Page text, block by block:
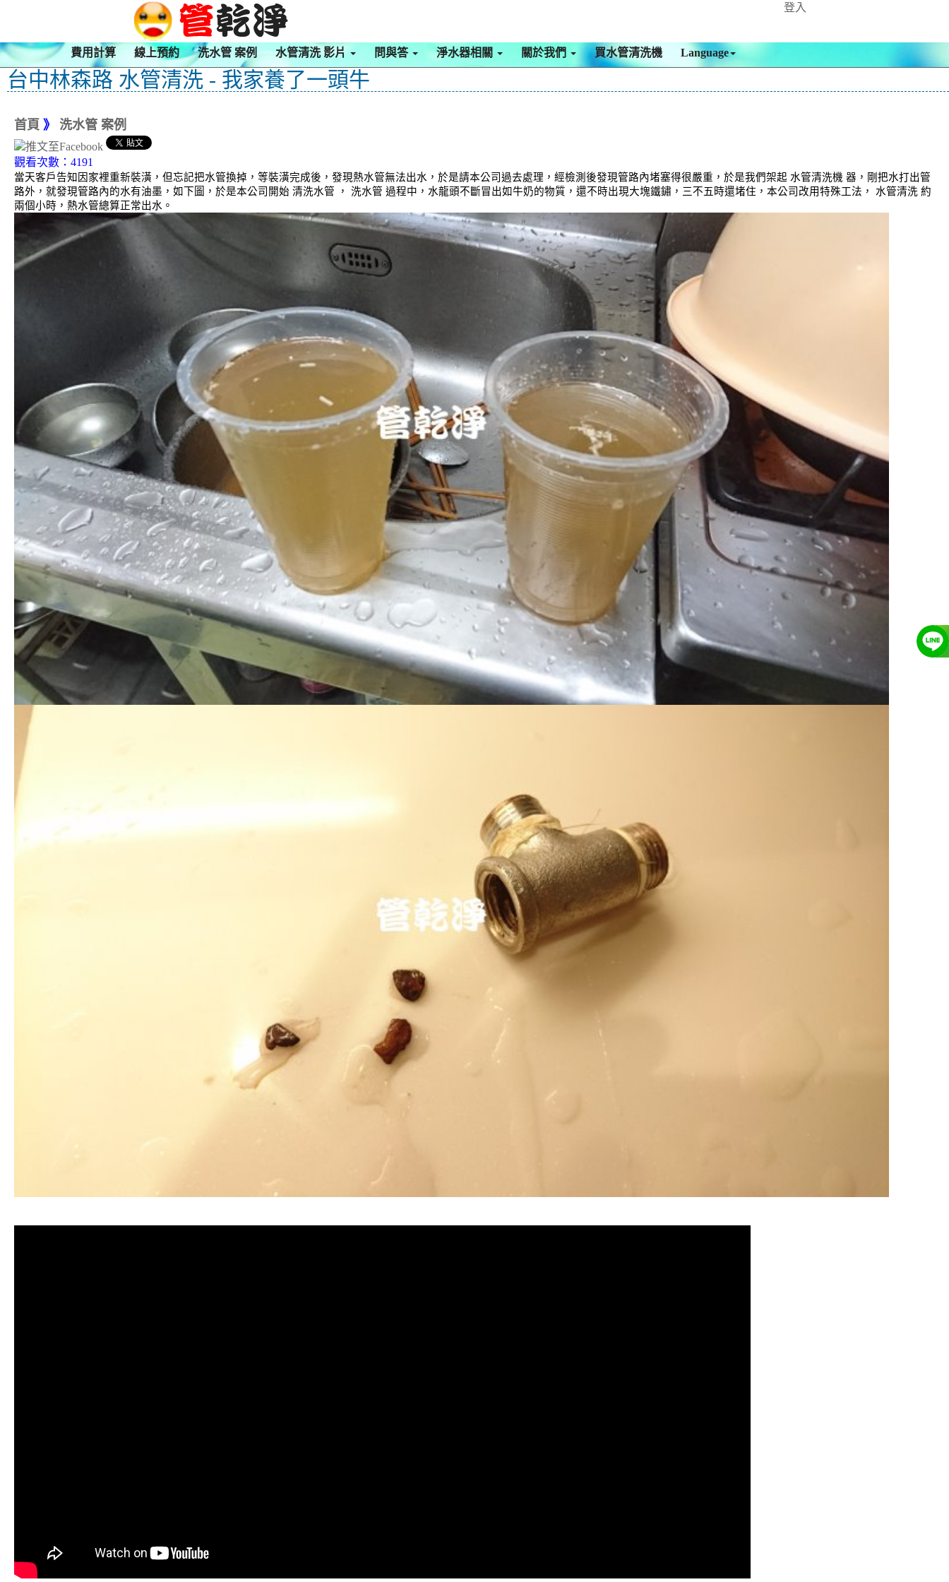
登入
費用計算 線上預約 洗水管 案例 水管清洗 影片 問與答 淨水器相關 關於我們 買水管清洗機 Language
台中林森路 水管清洗 - 我家養了一頭牛
首頁 》 洗水管 案例
觀看次數：4191
當天客戶告知因家裡重新裝潢，但忘記把水管換掉，等裝潢完成後，發現熱水管無法出水，於是請本公司過去處理，經檢測後發現管路內堵塞得很嚴重，於是我們架起 水管清洗機 器，剛把水打出管
路外，就發現管路內的水有油墨，如下圖，於是本公司開始 清洗水管 ， 洗水管 過程中，水龍頭不斷冒出如牛奶的物質，還不時出現大塊鐵鏽，三不五時還堵住，本公司改用特殊工法， 水管清洗 約
兩個小時，熱水管總算正常出水。